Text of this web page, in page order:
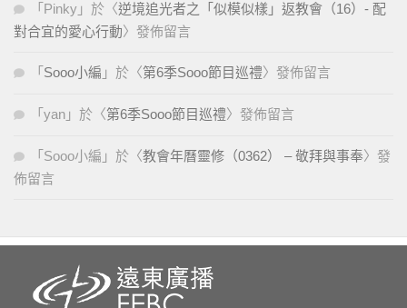
「 Pinky 」於〈逆境追光者之「似模似樣」返教會（16）- 配
對合宜的愛心行動〉發佈留言
「 Sooo小編 」於〈第6季Sooo節目巡禮〉發佈留言
「 yan 」於〈第6季Sooo節目巡禮〉發佈留言
「 Sooo小編 」於〈教會年曆靈修（0362） – 敬拜與事奉〉發
佈留言